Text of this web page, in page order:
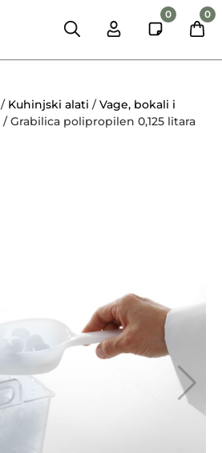
0 0
/ Kuhinjski alati /Vage, bokali i
/ Grabilica polipropilen 0,125 litara